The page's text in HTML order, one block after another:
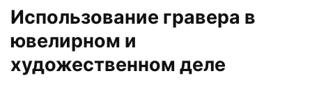
Использование гравера в
ювелирном и
художественном деле